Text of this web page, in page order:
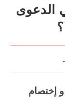
الدعوى
إختصام